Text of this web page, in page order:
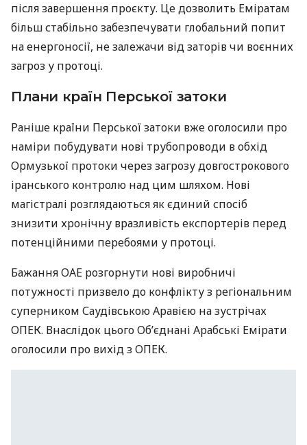
після завершення проєкту. Це дозволить Еміратам
більш стабільно забезпечувати глобальний попит
на енергоносії, не залежачи від заторів чи воєнних
загроз у протоці.
Плани країн Перської затоки
Раніше країни Перської затоки вже оголосили про
наміри побудувати нові трубопроводи в обхід
Ормузької протоки через загрозу довгострокового
іранського контролю над цим шляхом. Нові
магістралі розглядаються як єдиний спосіб
знизити хронічну вразливість експортерів перед
потенційними перебоями у протоці.
Бажання ОАЕ розгорнути нові виробничі
потужності призвело до конфлікту з регіональним
суперником Саудівською Аравією на зустрічах
ОПЕК. Внаслідок цього Об’єднані Арабські Емірати
оголосили про вихід з ОПЕК.